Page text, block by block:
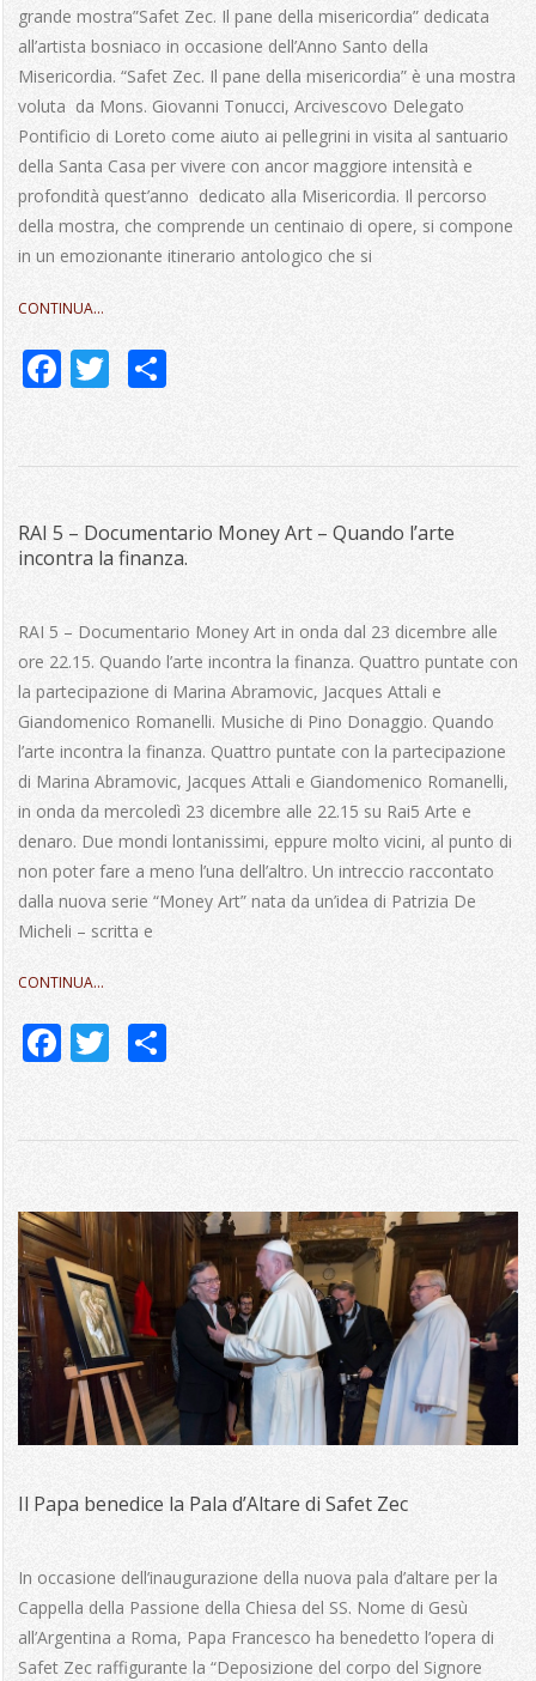
grande mostra”Safet Zec. Il pane della misericordia” dedicata
all’artista bosniaco in occasione dell’Anno Santo della
Misericordia. “Safet Zec. Il pane della misericordia” è una mostra
voluta da Mons. Giovanni Tonucci, Arcivescovo Delegato
Pontificio di Loreto come aiuto ai pellegrini in visita al santuario
della Santa Casa per vivere con ancor maggiore intensità e
profondità quest’anno dedicato alla Misericordia. Il percorso
della mostra, che comprende un centinaio di opere, si compone
in un emozionante itinerario antologico che si
CONTINUA…
Facebook
Twitter
RAI 5 – Documentario Money Art – Quando l’arte
incontra la finanza.
23
RAI 5 – Documentario Money Art in onda dal 23 dicembre alle
ore 22.15. Quando l’arte incontra la finanza. Quattro puntate con
la partecipazione di Marina Abramovic, Jacques Attali e
Giandomenico Romanelli. Musiche di Pino Donaggio. Quando
l’arte incontra la finanza. Quattro puntate con la partecipazione
di Marina Abramovic, Jacques Attali e Giandomenico Romanelli,
in onda da mercoledì 23 dicembre alle 22.15 su Rai5 Arte e
denaro. Due mondi lontanissimi, eppure molto vicini, al punto di
non poter fare a meno l’una dell’altro. Un intreccio raccontato
dalla nuova serie “Money Art” nata da un’idea di Patrizia De
Micheli – scritta e
CONTINUA…
Facebook
Twitter
Il Papa benedice la Pala d’Altare di Safet Zec
01
In occasione dell’inaugurazione della nuova pala d’altare per la
Cappella della Passione della Chiesa del SS. Nome di Gesù
all’Argentina a Roma, Papa Francesco ha benedetto l’opera di
Safet Zec raffigurante la “Deposizione del corpo del Signore